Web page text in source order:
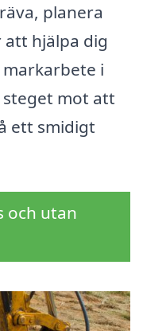
planera
hjälpa dig
i
steget mot att
ett smidigt
och utan